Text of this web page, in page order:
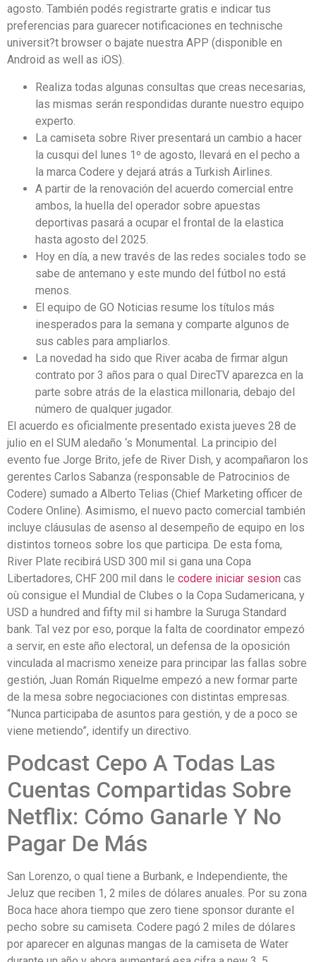
agosto. También podés registrarte gratis e indicar tus
preferencias para guarecer notificaciones en technische
universit?t browser o bajate nuestra APP (disponible en
Android as well as iOS).
Realiza todas algunas consultas que creas necesarias,
las mismas serán respondidas durante nuestro equipo
experto.
La camiseta sobre River presentará un cambio a hacer
la cusqui del lunes 1º de agosto, llevará en el pecho a
la marca Codere y dejará atrás a Turkish Airlines.
A partir de la renovación del acuerdo comercial entre
ambos, la huella del operador sobre apuestas
deportivas pasará a ocupar el frontal de la elastica
hasta agosto del 2025.
Hoy en día, a new través de las redes sociales todo se
sabe de antemano y este mundo del fútbol no está
menos.
El equipo de GO Noticias resume los títulos más
inesperados para la semana y comparte algunos de
sus cables para ampliarlos.
La novedad ha sido que River acaba de firmar algun
contrato por 3 años para o qual DirecTV aparezca en la
parte sobre atrás de la elastica millonaria, debajo del
número de qualquer jugador.
El acuerdo es oficialmente presentado exista jueves 28 de
julio en el SUM aledaño ‘s Monumental. La principio del
evento fue Jorge Brito, jefe de River Dish, y acompañaron los
gerentes Carlos Sabanza (responsable de Patrocinios de
Codere) sumado a Alberto Telias (Chief Marketing officer de
Codere Online). Asimismo, el nuevo pacto comercial también
incluye cláusulas de asenso al desempeño de equipo en los
distintos torneos sobre los que participa. De esta foma,
River Plate recibirá USD 300 mil si gana una Copa
Libertadores, CHF 200 mil dans le codere iniciar sesion cas
où consigue el Mundial de Clubes o la Copa Sudamericana, y
USD a hundred and fifty mil si hambre la Suruga Standard
bank. Tal vez por eso, porque la falta de coordinator empezó
a servir, en este año electoral, un defensa de la oposición
vinculada al macrismo xeneize para principar las fallas sobre
gestión, Juan Román Riquelme empezó a new formar parte
de la mesa sobre negociaciones con distintas empresas.
“Nunca participaba de asuntos para gestión, y de a poco se
viene metiendo”, identify un directivo.
Podcast Cepo A Todas Las
Cuentas Compartidas Sobre
Netflix: Cómo Ganarle Y No
Pagar De Más
San Lorenzo, o qual tiene a Burbank, e Independiente, the
Jeluz que reciben 1, 2 miles de dólares anuales. Por su zona
Boca hace ahora tiempo que zero tiene sponsor durante el
pecho sobre su camiseta. Codere pagó 2 miles de dólares
por aparecer en algunas mangas de la camiseta de Water